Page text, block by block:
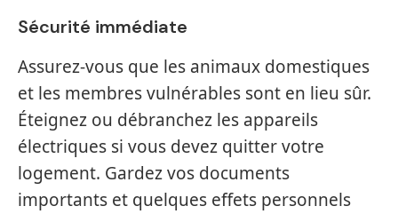
Sécurité immédiate
Assurez-vous que les animaux domestiques
et les membres vulnérables sont en lieu sûr.
Éteignez ou débranchez les appareils
électriques si vous devez quitter votre
logement. Gardez vos documents
importants et quelques effets personnels